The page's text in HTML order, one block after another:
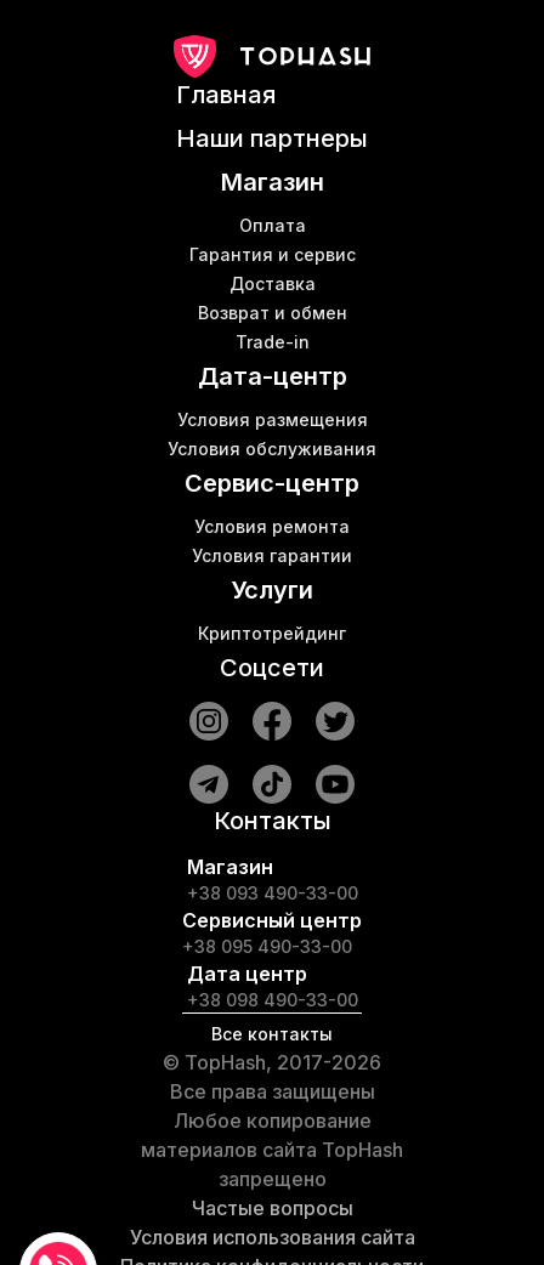
Главная
Наши партнеры
Магазин
Оплата
Гарантия и сервис
Доставка
Возврат и обмен
Trade-in
Дата-центр
Условия размещения
Условия обслуживания
Сервис-центр
Условия ремонта
Условия гарантии
Услуги
Криптотрейдинг
Соцсети
Контакты
Магазин
+38 093 490-33-00
Сервисный центр
+38 095 490-33-00
Дата центр
+38 098 490-33-00
Все контакты
© TopHash, 2017-2026
Все права защищены
Любое копирование
материалов сайта TopHash
запрещено
Частые вопросы
Условия использования сайта